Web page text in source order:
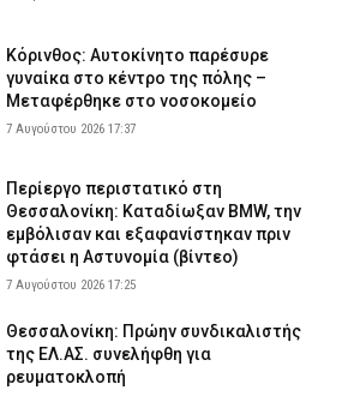
Κόρινθος: Αυτοκίνητο παρέσυρε
γυναίκα στο κέντρο της πόλης –
Μεταφέρθηκε στο νοσοκομείο
7 Αυγούστου 2026 17:37
Περίεργο περιστατικό στη
Θεσσαλονίκη: Καταδίωξαν BMW, την
εμβόλισαν και εξαφανίστηκαν πριν
φτάσει η Αστυνομία (βίντεο)
7 Αυγούστου 2026 17:25
Θεσσαλονίκη: Πρώην συνδικαλιστής
της ΕΛ.ΑΣ. συνελήφθη για
ρευματοκλοπή